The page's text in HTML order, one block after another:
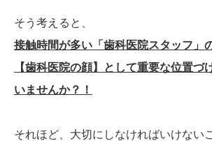
そう考えると、
接触時間が多い「歯科医院スタッフ」
【歯科医院の顔】として重要な位置づ
いませんか？！
それほど、大切にしなければいけない